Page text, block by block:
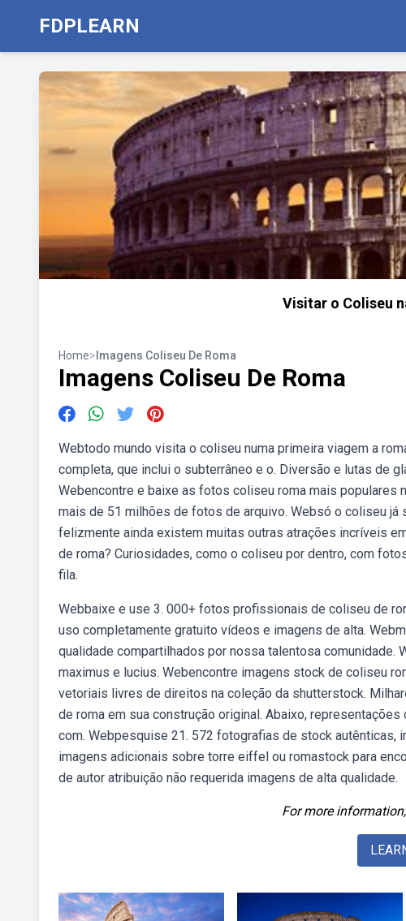
FDPLEARN
Visitar o Coliseu
Home> Imagens Coliseu De Roma
Imagens Coliseu De Roma
Webtodo mundo visita o coliseu numa primeira viagem a
completa, que inclui o subterrâneo e o. Diversão e lutas de
Webencontre e baixe as fotos coliseu roma mais
mais de 51 milhões de fotos de arquivo. Websó o coliseu já
felizmente ainda existem muitas outras atrações incríveis
de roma? Curiosidades, como o coliseu por dentro, com
fila.
Webbaixe e use 3. 000+ fotos profissionais de coliseu de
uso completamente gratuito vídeos e imagens de alta.
qualidade compartilhados por nossa talentosa comunidade.
maximus e lucius. Webencontre imagens stock de coliseu
vetoriais livres de direitos na coleção da shutterstock.
de roma em sua construção original. Abaixo,
com. Webpesquise 21. 572 fotografias de stock
imagens adicionais sobre torre eiffel ou romastock para
de autor atribuição não requerida imagens de alta qualidade.
For more